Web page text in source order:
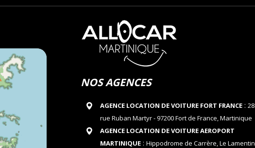
NOS AGENCES
AGENCE LOCATION DE VOITURE FORT FRANCE: 28
rue Ruban Martyr - 97200 Fort de France, Martinique
AGENCE LOCATION DE VOITURE AEROPORT
MARTINIQUE: Hippodrome de Carrère, Le Lamentin